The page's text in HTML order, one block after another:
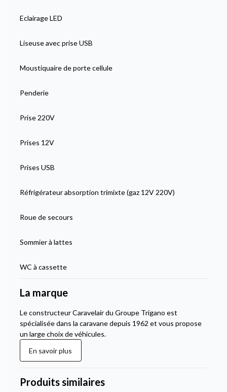
Eclairage LED
Liseuse avec prise USB
Moustiquaire de porte cellule
Penderie
Prise 220V
Prises 12V
Prises USB
Réfrigérateur absorption trimixte (gaz 12V 220V)
Roue de secours
Sommier à lattes
WC à cassette
La marque
Le constructeur Caravelair du Groupe Trigano est
spécialisée dans la caravane depuis 1962 et vous propose
un large choix de véhicules.
En savoir plus
Produits similaires